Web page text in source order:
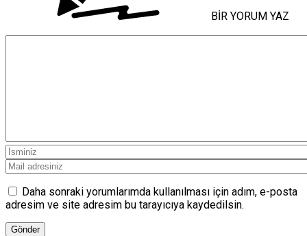
BİR YORUM YAZ
Daha sonraki yorumlarımda kullanılması için adım, e-posta
adresim ve site adresim bu tarayıcıya kaydedilsin.